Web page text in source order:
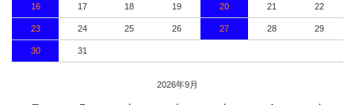
16 17 18 19 20 21 22
23 24 25 26 27 28 29
30 31
2026年9月